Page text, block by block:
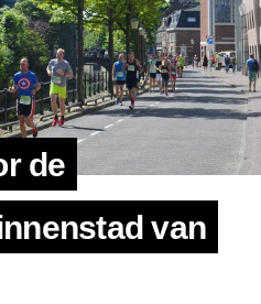
de
van